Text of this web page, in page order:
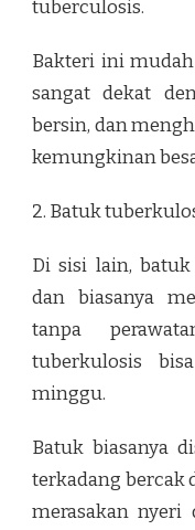
tuberculosis.
Bakteri ini
sangat dekat
bersin, dan
kemungkinan
2. Batuk
Di sisi lain,
dan biasanya
tanpa
tuberkulosis
minggu.
Batuk biasanya
terkadang bercak
merasakan nyeri